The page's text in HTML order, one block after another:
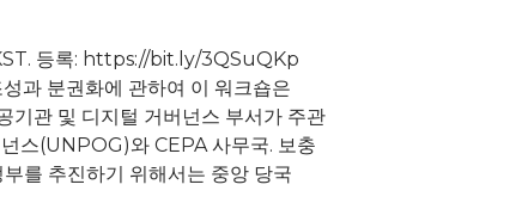
등록: https://bit.ly/3QSuQKp
과 분권화에 관하여 이 워크숍은
관 및 디지털 거버넌스 부서가 주관
스(UNPOG)와 CEPA 사무국. 보충
를 추진하기 위해서는 중앙 당국